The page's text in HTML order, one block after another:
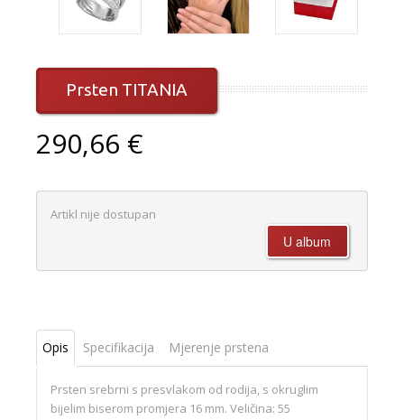
Prsten TITANIA
290,66 €
Artikl nije dostupan
Opis Specifikacija Mjerenje prstena
Prsten srebrni s presvlakom od rodija, s okruglim
bijelim biserom promjera 16 mm. Veličina: 55